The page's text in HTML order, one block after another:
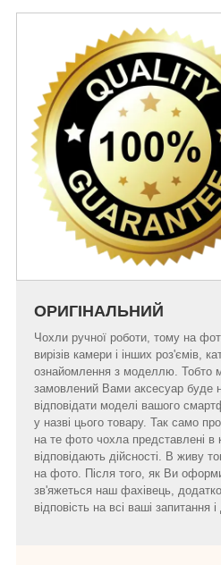
ОРИГІНАЛЬНИЙ
Чохли ручної роботи, тому на
вирізів камери і інших роз'ємів,
ознайомлення з моделлю. Тобто
замовлений Вами аксесуар буде
відповідати моделі вашого
у назві цього товару. Так само
на те фото чохла представлені в
відповідають дійсності. В живу
на фото. Після того, як Ви
зв'яжеться наш фахівець,
відповість на всі ваші запитання і